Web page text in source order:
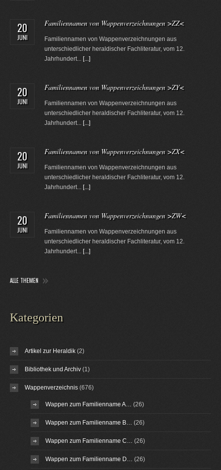
20
JUNI
Familiennamen von Wappenverzeichnungen >ZZ<
Familiennamen von Wappenverzeichnungen aus
unterschiedlicher heraldischer Fachliteratur, vom 12.
Jahrhundert... [...]
20
JUNI
Familiennamen von Wappenverzeichnungen >ZY<
Familiennamen von Wappenverzeichnungen aus
unterschiedlicher heraldischer Fachliteratur, vom 12.
Jahrhundert... [...]
20
JUNI
Familiennamen von Wappenverzeichnungen >ZX<
Familiennamen von Wappenverzeichnungen aus
unterschiedlicher heraldischer Fachliteratur, vom 12.
Jahrhundert... [...]
20
JUNI
Familiennamen von Wappenverzeichnungen >ZW<
Familiennamen von Wappenverzeichnungen aus
unterschiedlicher heraldischer Fachliteratur, vom 12.
Jahrhundert... [...]
ALLE THEMEN
Kategorien
Artikel zur Heraldik (2)
Bibliothek und Archiv (1)
Wappenverzeichnis (676)
Wappen zum Familienname A… (26)
Wappen zum Familienname B… (26)
Wappen zum Familienname C… (26)
Wappen zum Familienname D… (26)